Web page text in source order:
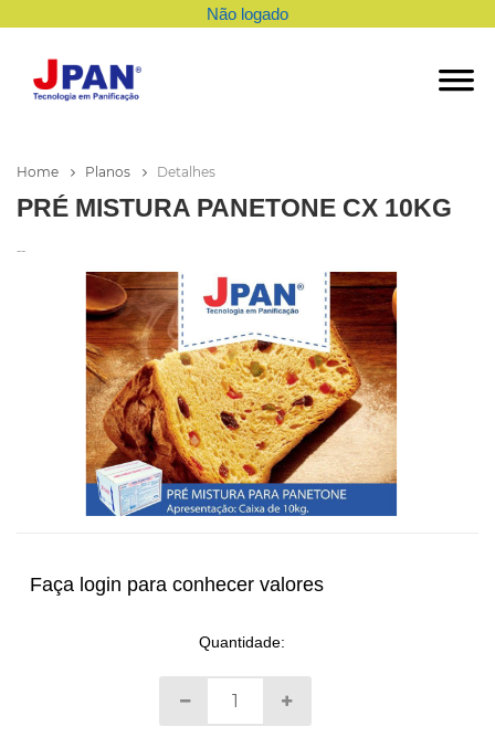
Não logado
Home Planos Detalhes
PRÉ MISTURA PANETONE CX 10KG
--
Faça login para conhecer valores
Quantidade: